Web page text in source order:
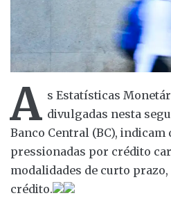
A s Estatísticas
divulgadas nesta
Banco Central (BC),
pressionadas por crédito
modalidades de curto
crédito.